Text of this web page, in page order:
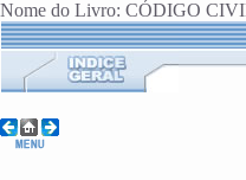
Nome do Livro: CÓDIGO